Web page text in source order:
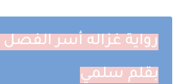
رواية غزاله أسر
بقلم سلمي